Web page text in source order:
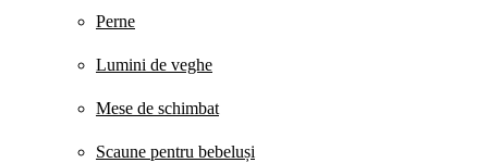
Perne
Lumini de veghe
Mese de schimbat
Scaune pentru bebeluși